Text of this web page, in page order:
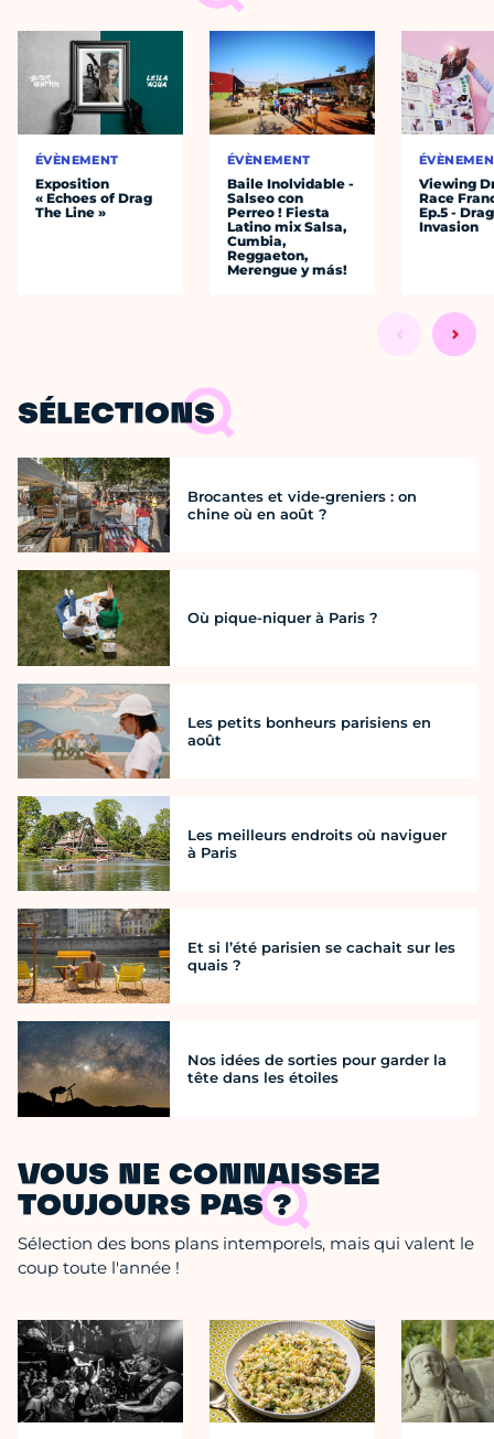
ÉVÈNEMENT
Exposition
« Echoes of Drag
The Line »
ÉVÈNEMENT
Baile Inolvidable -
Salseo con
Perreo ! Fiesta
Latino mix Salsa,
Cumbia,
Reggaeton,
Merengue y más!
Viewing
Race
Ep.5 - Drag
Invasion
SÉLECTIONS
Brocantes et vide-greniers : on
chine où en août ?
Où pique-niquer à Paris ?
Les petits bonheurs parisiens en
août
Les meilleurs endroits où naviguer
à Paris
Et si l’été parisien se cachait sur les
quais ?
Nos idées de sorties pour garder la
tête dans les étoiles
VOUS NE CONNAISSEZ
TOUJOURS PAS ?
Sélection des bons plans intemporels, mais qui valent le
coup toute l'année !